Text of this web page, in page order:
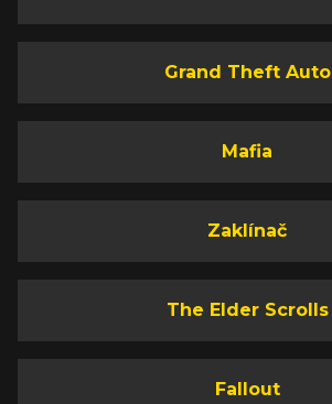
Grand Theft Auto
Mafia
Zaklínač
The Elder Scrolls
Fallout